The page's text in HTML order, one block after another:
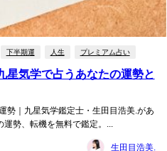
下半期運 人生 プレミアム占い
星気学で占うあなたの運勢と
勢｜九星気学鑑定士・生田目浩美.があ
勢、転機を無料で鑑定。...
生田目浩美.